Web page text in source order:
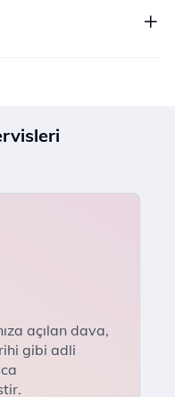
açılan dava,
gibi adli